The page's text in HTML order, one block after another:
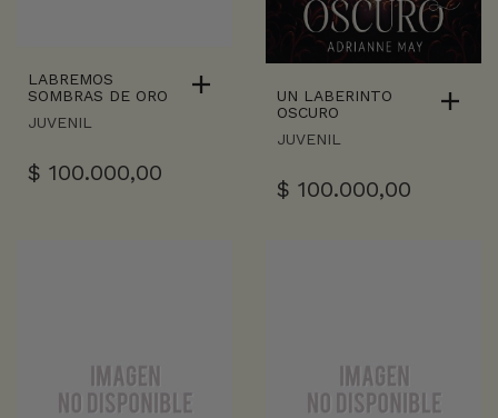
LABREMOS
SOMBRAS DE ORO
JUVENIL
$ 100.000,00
UN LABERINTO
OSCURO
JUVENIL
$ 100.000,00